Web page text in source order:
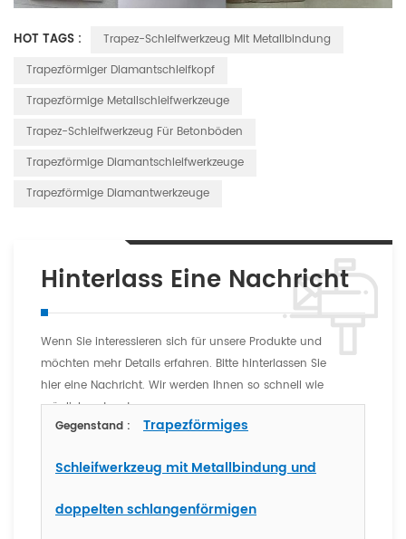
HOT TAGS :
Trapez-Schleifwerkzeug Mit Metallbindung
Trapezförmiger Diamantschleifkopf
Trapezförmige Metallschleifwerkzeuge
Trapez-Schleifwerkzeug Für Betonböden
Trapezförmige Diamantschleifwerkzeuge
Trapezförmige Diamantwerkzeuge
Hinterlass Eine Nachricht
Wenn Sie interessieren sich für unsere Produkte und
möchten mehr Details erfahren. Bitte hinterlassen Sie
hier eine Nachricht. Wir werden Ihnen so schnell wie
möglich antworten
Gegenstand :
Trapezförmiges
Schleifwerkzeug mit Metallbindung und
doppelten schlangenförmigen